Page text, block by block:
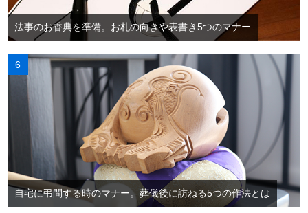
法事のお香典を準備。お札の向きや表書き5つのマナー
自宅に弔問する時のマナー。葬儀後に訪ねる5つの作法とは